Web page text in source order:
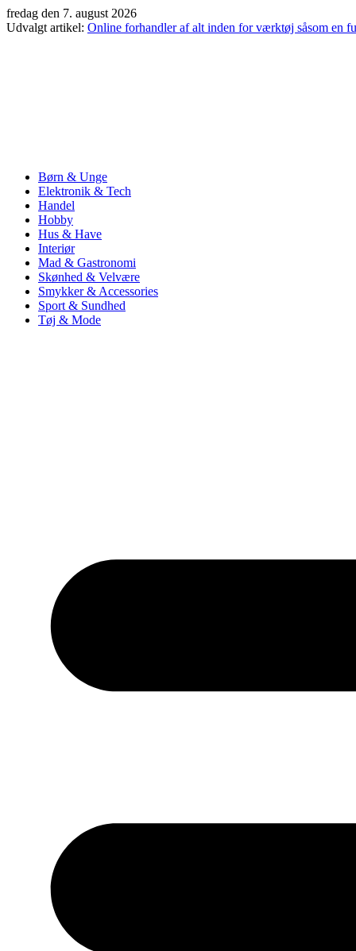
Videre
til
fredag den 7. august 2026
Udvalgt artikel: Online forhandler af alt inden for værktøj såsom en
Børn & Unge
Elektronik & Tech
Handel
Hobby
Hus & Have
Interiør
Mad & Gastronomi
Skønhed & Velvære
Smykker & Accessories
Sport & Sundhed
Tøj & Mode